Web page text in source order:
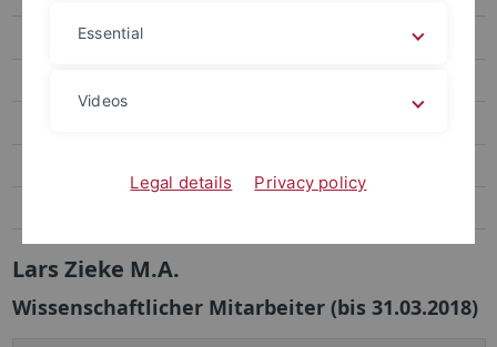
Finke, Marcel, Dr. phil.
Lars Zieke M.A.
Wissenschaftlicher Mitarbeiter (bis 31.03.2018)
Essential
Videos
Legal details Privacy policy